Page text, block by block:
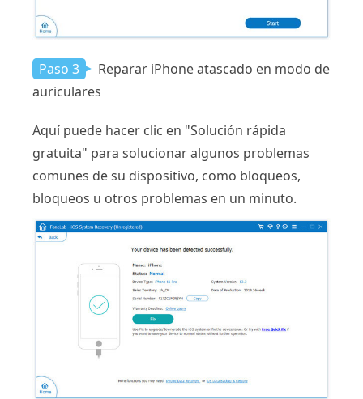
Paso 3
Reparar iPhone atascado en modo de
auriculares
Aquí puede hacer clic en "Solución rápida
gratuita" para solucionar algunos problemas
comunes de su dispositivo, como bloqueos,
bloqueos u otros problemas en un minuto.